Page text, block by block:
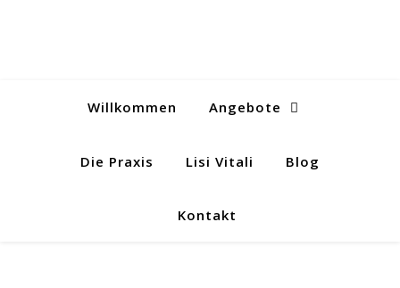
Willkommen Angebote
Die Praxis Lisi Vitali Blog
Kontakt